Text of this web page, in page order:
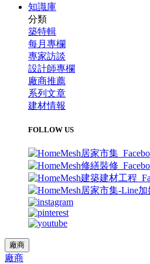
知識庫
分類
築特輯
每月專欄
專家訪談
設計師專欄
廠商推薦
系列文章
建材情報
FOLLOW US
廠商
廠商